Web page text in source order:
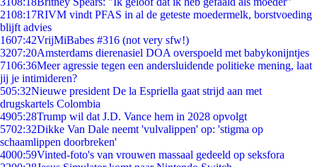
2108:17RIVM vindt PFAS in al de geteste moedermelk, borstvoeding
blijft advies
1607:42VrijMiBabes #316 (not very sfw!)
3207:20Amsterdams dierenasiel DOA overspoeld met babykonijntjes
7106:36Meer agressie tegen een andersluidende politieke mening, laat
jij je intimideren?
505:32Nieuwe president De la Espriella gaat strijd aan met
drugskartels Colombia
4905:28Trump wil dat J.D. Vance hem in 2028 opvolgt
5702:32Dikke Van Dale neemt 'vulvalippen' op: 'stigma op
schaamlippen doorbreken'
4000:59Vinted-foto's van vrouwen massaal gedeeld op seksfora